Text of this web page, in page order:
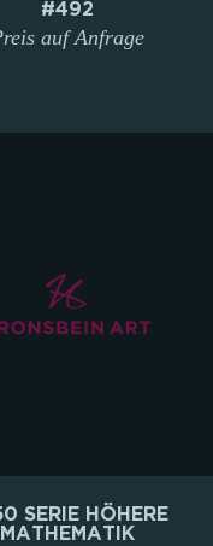
#492
auf Anfrage
SERIE HÖHERE
MATHEMATIK